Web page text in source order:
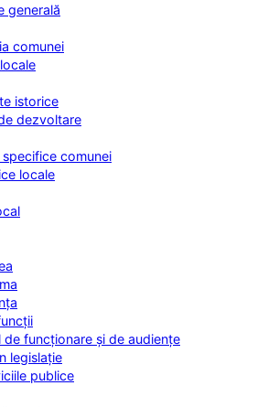
generală
comunei
istorice
dezvoltare
specifice comunei
locale
de funcționare și de audiențe
legislație
publice